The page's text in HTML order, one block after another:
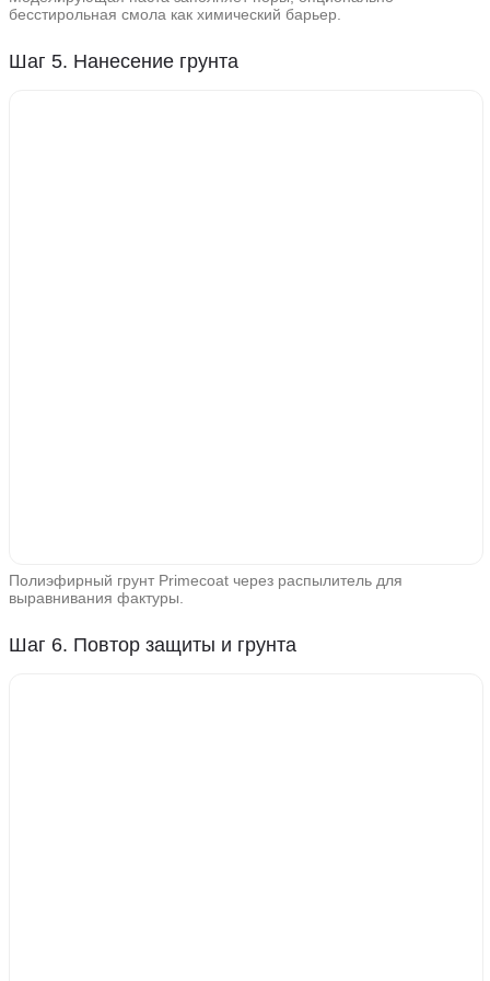
бесстирольная смола как химический барьер.
Шаг 5. Нанесение грунта
Полиэфирный грунт Primecoat через распылитель для
выравнивания фактуры.
Шаг 6. Повтор защиты и грунта